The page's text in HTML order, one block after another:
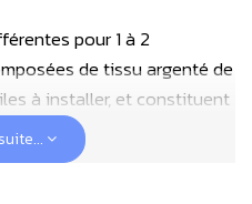
pour 1 à 2
de tissu argenté de
à installer, et constituent
forme de 2 longues
prévus, une